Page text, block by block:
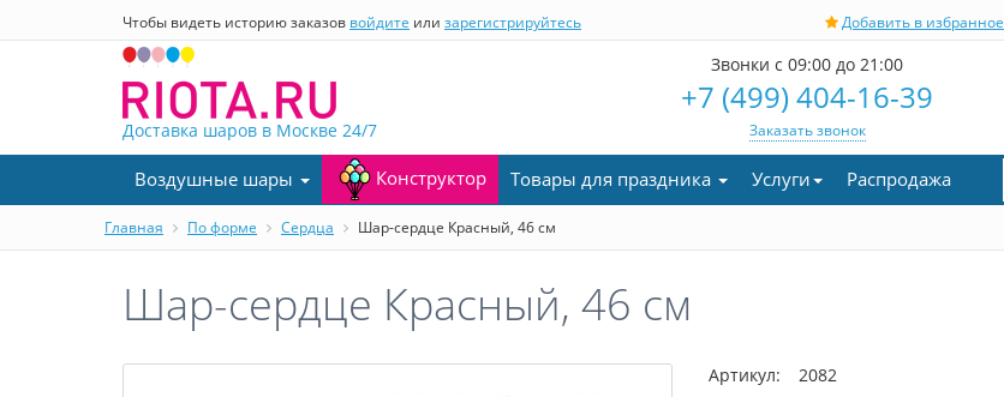
Чтобы видеть историю заказов войдите или зарегистрируйтесь Добавить в избранное
Доставка шаров в Москве 24/7
Звонки с 09:00 до 21:00
+7 (499) 404-16-39
Заказать звонок
Воздушные шары Конструктор Товары для праздника Услуги Распродажа
Главная По форме Сердца Шар-сердце Красный, 46 см
Шар-сердце Красный, 46 см
Артикул:
2082